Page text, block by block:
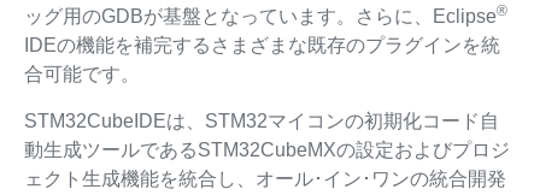
ッグ用のGDBが基盤となっています。さらに、Eclipse®
IDEの機能を補完するさまざまな既存のプラグインを統
合可能です。
STM32CubeIDEは、STM32マイコンの初期化コード自
動生成ツールであるSTM32CubeMXの設定およびプロジ
ェクト生成機能を統合し、オール･イン･ワンの統合開発